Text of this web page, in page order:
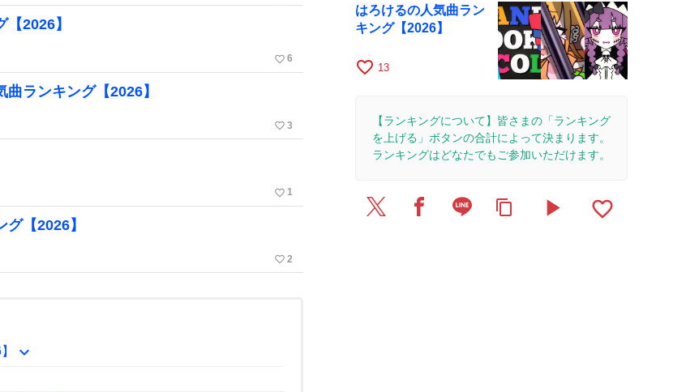
2026】
favorite_border 6
ランキング【2026】
favorite_border 3
favorite_border 1
【2026】
favorite_border 2
expand_more
はろけるの人気曲ラン
キング【2026】
favorite_border 13
【ランキングについて】皆さまの「ランキング
を上げる」ボタンの合計によって決まります。
ランキングはどなたでもご参加いただけます。
content_copy play_arrow favorite_border